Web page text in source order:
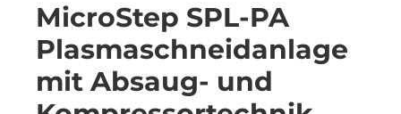
MicroStep SPL-PA
Plasmaschneidanlage
mit Absaug- und